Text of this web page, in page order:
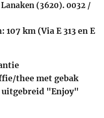
(3620). 0032 /
km (Via E 313 en E
thee met gebak
uitgebreid "Enjoy"